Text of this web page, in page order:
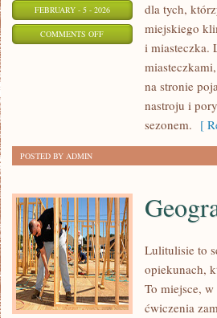
FEBRUARY - 5 - 2026
COMMENTS OFFON
TURYSTYCZNE
dla tych,
miejskiego
i miasteczka.
na stronie
nastroju i
sezonem. [
POSTED BY ADMIN
Lulitulisie to
opiekunach,
To miejsce,
ćwiczenia